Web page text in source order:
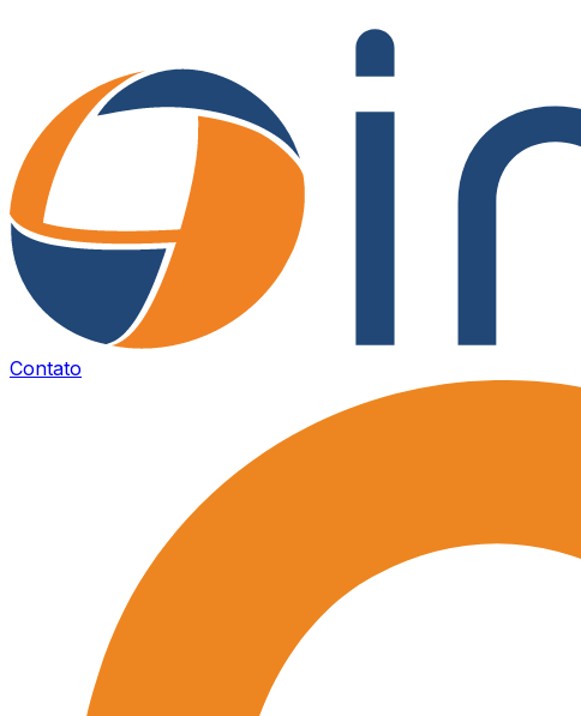
Contato